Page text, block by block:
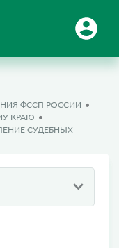
ФССП РОССИИ
КРАЮ
СУДЕБНЫХ